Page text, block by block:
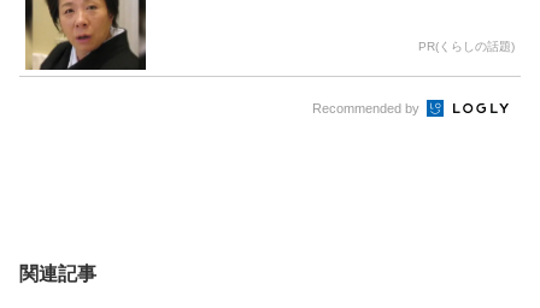
PR(くらしの話題)
Recommended by
関連記事